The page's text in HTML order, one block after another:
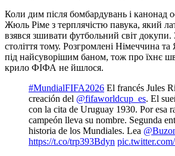
Коли дим після бомбардувань і канонад
Жюль Ріме з терплячістю павука, який
взявся зшивати футбольний світ докупи.
століття тому. Розгромлені Німеччина
під найсуворішим баном, тож про їхнє
крило ФІФА не йшлося.
#MundialFIFA2026 El francés Jules
creación del @fifaworldcup_es. El
con la cita de Uruguay 1930. Por esa
campeón lleva su nombre. Segunda
historia de los Mundiales. Lea
https://t.co/trp393Bdyn